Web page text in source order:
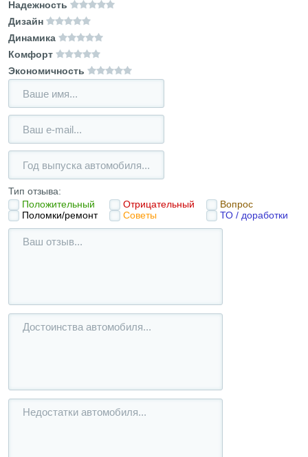
Надежность
Дизайн
Динамика
Комфорт
Экономичность
Тип отзыва:
Положительный
Отрицательный
Вопрос
Поломки/ремонт
Советы ТО / доработки